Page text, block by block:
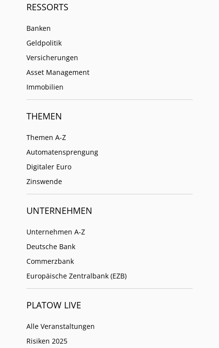
RESSORTS
Banken
Geldpolitik
Versicherungen
Asset Management
Immobilien
THEMEN
Themen A-Z
Automatensprengung
Digitaler Euro
Zinswende
UNTERNEHMEN
Unternehmen A-Z
Deutsche Bank
Commerzbank
Europäische Zentralbank (EZB)
PLATOW LIVE
Alle Veranstaltungen
Risiken 2025